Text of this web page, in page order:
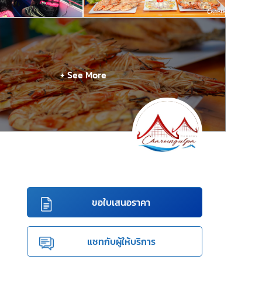
+ See More
ขอใบเสนอราคา
แชทกับผู้ให้บริการ